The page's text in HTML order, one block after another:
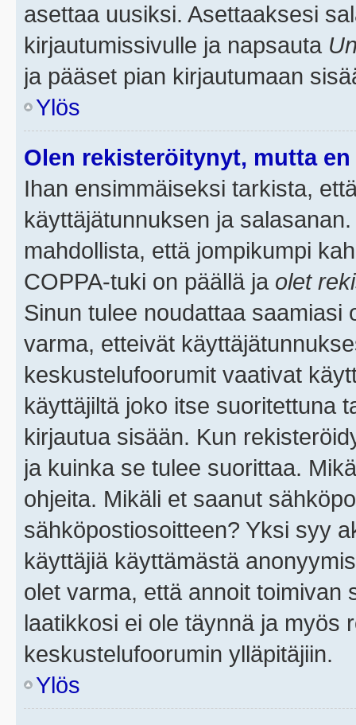
asettaa uusiksi. Asettaaksesi
kirjautumissivulle ja napsauta
ja pääset pian kirjautumaan
Ylös
Olen rekisteröitynyt, mutta
Ihan ensimmäiseksi tarkista,
käyttäjätunnuksen ja
mahdollista, että jompikumpi
COPPA-tuki on päällä ja olet
Sinun tulee noudattaa saamiasi
varma, etteivät
keskustelufoorumit vaativat
käyttäjiltä joko itse suoritettuna
kirjautua sisään. Kun
ja kuinka se tulee suorittaa.
ohjeita. Mikäli et saanut
sähköpostiosoitteen? Yksi syy
käyttäjiä käyttämästä
olet varma, että annoit toimivan
laatikkosi ei ole täynnä ja myös
keskustelufoorumin ylläpitäjiin.
Ylös